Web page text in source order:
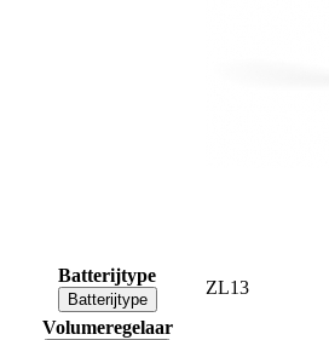
Batterijtype
Batterijtype
ZL13
Volumeregelaar